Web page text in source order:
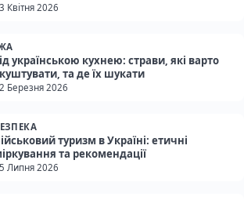
Квітня 2026
українською кухнею: страви, які варто
та де їх шукати
Березня 2026
туризм в Україні: етичні
та рекомендації
Липня 2026